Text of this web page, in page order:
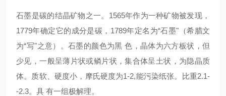
石墨是碳的结晶矿物之一。1565年作为一种矿物被发现，
1779年确定它的成分是碳，1789年定名为“石墨"（希腊文
为“写"之意）。石墨的颜色为黑 色，晶体为六方板状，但
少见，一般呈薄片状或鳞片状，集合体呈土状，为隐晶质
体。质软、硬度小，摩氏硬度为1-2,能污染纸张。比重2.1-
-2.3。具 有一组极解理。